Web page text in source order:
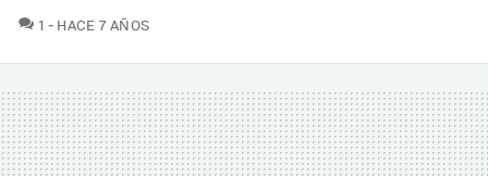
1 COMENTARIOS
HACE 7 AÑOS